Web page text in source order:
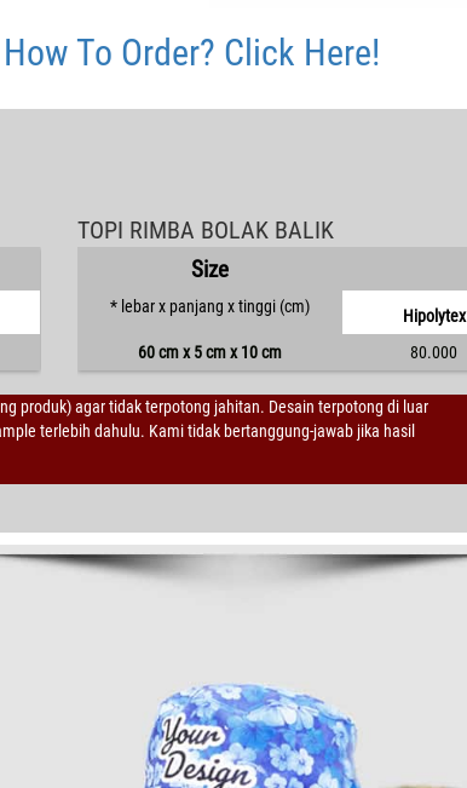
How To Order? Click Here!
TOPI RIMBA BOLAK BALIK
Size
* lebar x panjang x tinggi (cm) Hipolytex
60 cm x 5 cm x 10 cm
80.000
produk) agar tidak terpotong jahitan. Desain terpotong di luar
terlebih dahulu. Kami tidak bertanggung-jawab jika hasil